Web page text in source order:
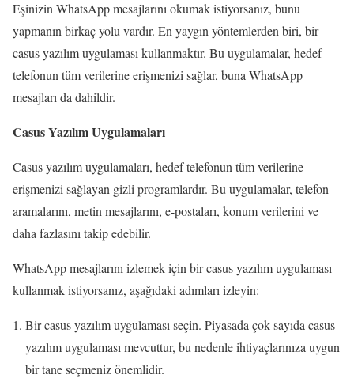
Eşinizin WhatsApp mesajlarını okumak istiyorsanız, bunu
yapmanın birkaç yolu vardır. En yaygın yöntemlerden biri, bir
casus yazılım uygulaması kullanmaktır. Bu uygulamalar, hedef
telefonun tüm verilerine erişmenizi sağlar, buna WhatsApp
mesajları da dahildir.
Casus Yazılım Uygulamaları
Casus yazılım uygulamaları, hedef telefonun tüm verilerine
erişmenizi sağlayan gizli programlardır. Bu uygulamalar, telefon
aramalarını, metin mesajlarını, e-postaları, konum verilerini ve
daha fazlasını takip edebilir.
WhatsApp mesajlarını izlemek için bir casus yazılım uygulaması
kullanmak istiyorsanız, aşağıdaki adımları izleyin:
Bir casus yazılım uygulaması seçin. Piyasada çok sayıda casus
yazılım uygulaması mevcuttur, bu nedenle ihtiyaçlarınıza uygun
bir tane seçmeniz önemlidir.